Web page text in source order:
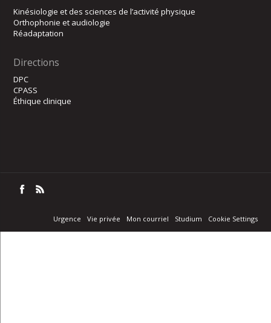
Kinésiologie et des sciences de l’activité physique
Orthophonie et audiologie
Réadaptation
Directions
DPC
CPASS
Éthique clinique
Urgence Vie privée Mon courriel Studium Cookie Settings